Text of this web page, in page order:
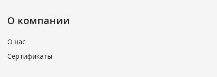
О компании
О нас
Сертификаты